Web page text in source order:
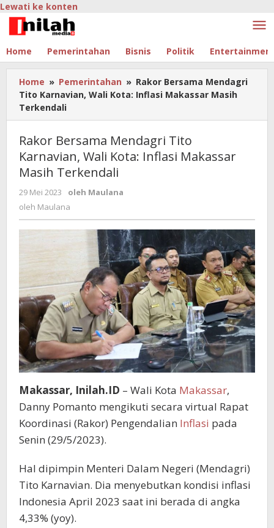
Lewati ke konten
Home Pemerintahan Bisnis Politik
Home » Pemerintahan » Rakor Bersama Mendagri
Tito Karnavian, Wali Kota: Inflasi Makassar Masih
Terkendali
Rakor Bersama Mendagri Tito
Karnavian, Wali Kota: Inflasi Makassar
Masih Terkendali
29 Mei 2023 oleh Maulana
oleh Maulana
Makassar, Inilah.ID – Wali Kota Makassar,
Danny Pomanto mengikuti secara virtual Rapat
Koordinasi (Rakor) Pengendalian Inflasi pada
Senin (29/5/2023).
Hal dipimpin Menteri Dalam Negeri (Mendagri)
Tito Karnavian. Dia menyebutkan kondisi inflasi
Indonesia April 2023 saat ini berada di angka
4,33% (yoy).